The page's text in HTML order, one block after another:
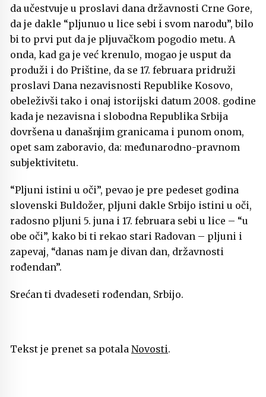
da učestvuje u proslavi dana državnosti Crne Gore,
da je dakle “pljunuo u lice sebi i svom narodu”, bilo
bi to prvi put da je pljuvačkom pogodio metu. A
onda, kad ga je već krenulo, mogao je usput da
produži i do Prištine, da se 17. februara pridruži
proslavi Dana nezavisnosti Republike Kosovo,
obeleživši tako i onaj istorijski datum 2008. godine
kada je nezavisna i slobodna Republika Srbija
dovršena u današnjim granicama i punom onom,
opet sam zaboravio, da: međunarodno-pravnom
subjektivitetu.
“Pljuni istini u oči”, pevao je pre pedeset godina
slovenski Buldožer, pljuni dakle Srbijo istini u oči,
radosno pljuni 5. juna i 17. februara sebi u lice – “u
obe oči”, kako bi ti rekao stari Radovan – pljuni i
zapevaj, “danas nam je divan dan, državnosti
rođendan”.
Srećan ti dvadeseti rođendan, Srbijo.
Tekst je prenet sa potala Novosti.